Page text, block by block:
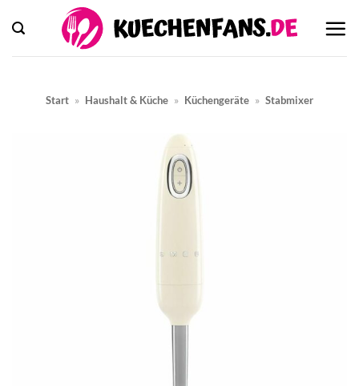
Inhalt
springen
Start » Haushalt & Küche » Küchengeräte » Stabmixer